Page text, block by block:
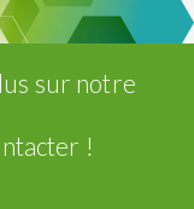
sur notre
!